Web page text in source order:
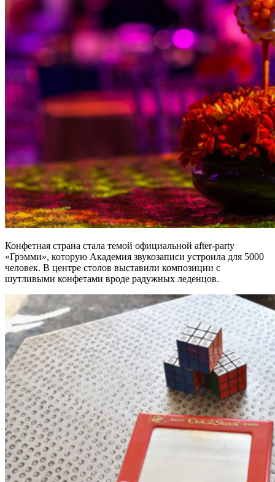
Конфетная страна стала темой официальной after-party
«Грэмми», которую Академия звукозаписи устроила для 5000
человек. В центре столов выставили композиции с
шутливыми конфетами вроде радужных леденцов.